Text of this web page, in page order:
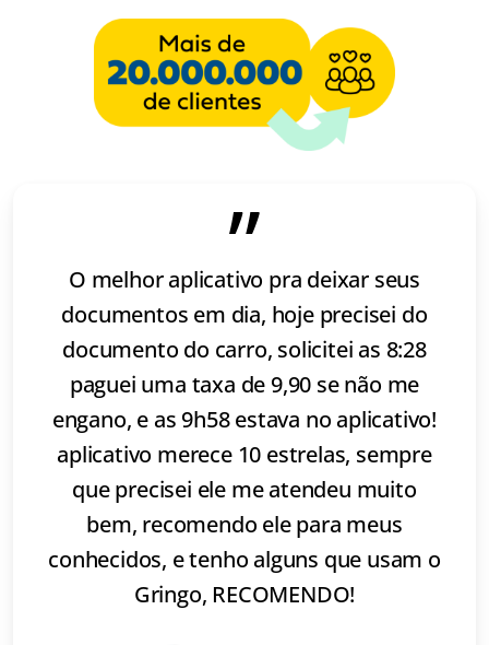
”
O melhor aplicativo pra deixar seus
documentos em dia, hoje precisei do
documento do carro, solicitei as 8:28
paguei uma taxa de 9,90 se não me
engano, e as 9h58 estava no aplicativo!
aplicativo merece 10 estrelas, sempre
que precisei ele me atendeu muito
bem, recomendo ele para meus
conhecidos, e tenho alguns que usam o
Gringo, RECOMENDO!